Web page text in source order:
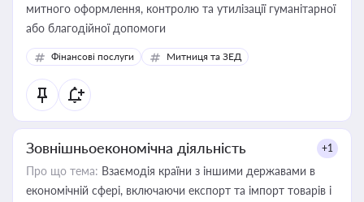
митного оформлення, контролю та утилізації гуманітарної
або благодійної допомоги
Фінансові послуги Митниця та ЗЕД
Зовнішньоекономічна діяльність +1
Про що тема: Взаємодія країни з іншими державами в
економічній сфері, включаючи експорт та імпорт товарів і